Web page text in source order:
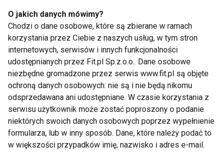
odblokowanie kolejnych trzeba zapłacić.
6. RockMyRun
RockMyRun to aplikacja muzyczna, która
dostosowuje muzykę do tempa Twojego biegu.
Dzięki współpracy z DJ-ami powstają sety
muzyczne zgodne z rytmem Twojego serca, co
poprawia wydolność i motywację. W bezpłatnej
wersji dostępne są 1000 miksów muzyki
treningowej z różnych gatunków muzycznych.
O jakich danych mówimy?
Chodzi o dane osobowe, które są zbierane w ramach
korzystania przez Ciebie z naszych usług, w tym stron
internetowych, serwisów i innych funkcjonalności
udostępnianych przez Fit.pl Sp.z.o.o.. Dane osobowe
niezbędne gromadzone przez serwis www.fit.pl są objęte
ochroną danych osobowych: nie są i nie będą nikomu
odsprzedawana ani udostępniane. W czasie korzystania z
serwisu użytkownik może zostać poproszony o podanie
niektórych swoich danych osobowych poprzez wypełnienie
formularza, lub w inny sposób. Dane, które należy podać to
w większości przypadków imię, nazwisko i adres e-mail.